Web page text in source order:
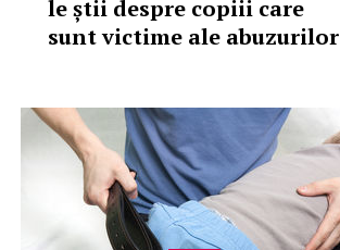
le știi despre copiii care
sunt victime ale abuzurilor